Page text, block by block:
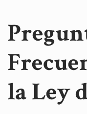
la Ley